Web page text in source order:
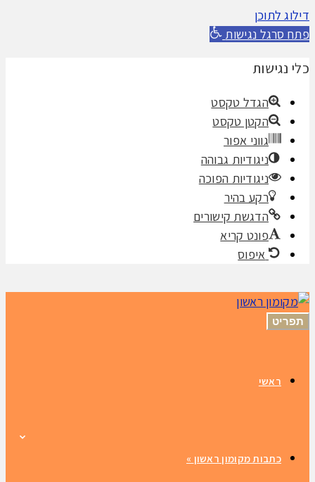
דילוג לתוכן
פתח סרגל נגישות
כלי נגישות
הגדל טקסט
הקטן טקסט
גווני אפור
ניגודיות גבוהה
ניגודיות הפוכה
רקע בהיר
הדגשת קישורים
פונט קריא
איפוס
תפריט
ראשי
כתבות מקומון ראשון »